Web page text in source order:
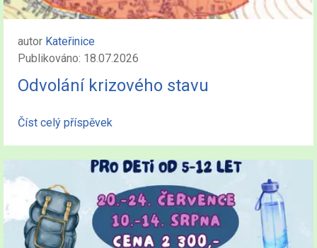
autor Kateřinice
Publikováno: 18.07.2026
Odvolání krizového stavu
Číst celý příspěvek